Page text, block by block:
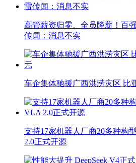
高管薪资归零、全员降薪！百
传闻：消息不实
车企集体驰援广西洪涝灾区 比
支持17家机器人厂商20多种构
2.0正式开源